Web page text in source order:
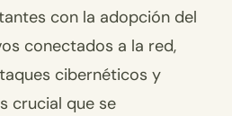
con la adopción del
conectados a la red,
cibernéticos y
crucial que se